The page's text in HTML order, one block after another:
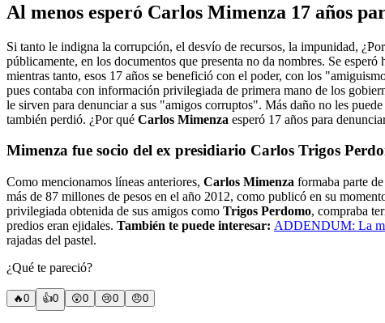
Al menos esperó Carlos Mimenza 17 años
Si tanto le indigna la corrupción, el desvío de recursos, la impunidad,
públicamente, en los documentos que presenta no da nombres. Se
mientras tanto, esos 17 años se benefició con el poder, con los
pues contaba con información privilegiada de primera mano de los
le sirven para denunciar a sus "amigos corruptos". Más daño no les puede
también perdió. ¿Por qué Carlos Mimenza esperó 17 años para
Mimenza fue socio del ex presidiario Carlos Trigos
Como mencionamos líneas anteriores, Carlos Mimenza formaba parte
más de 87 millones de pesos en el año 2012, como publicó en su
privilegiada obtenida de sus amigos como Trigos Perdomo, compraba
predios eran ejidales. También te puede interesar: ADDENDUM: La
rajadas del pastel.
¿Qué te pareció?
🔥0 👍0 😲0 😢0 😠0